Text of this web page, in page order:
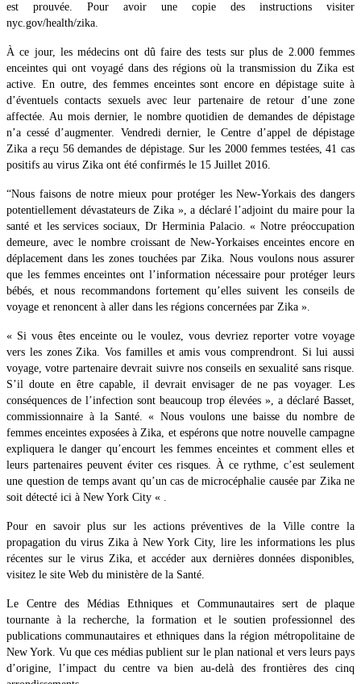
est prouvée. Pour avoir une copie des instructions visiter
nyc.gov/health/zika.
À ce jour, les médecins ont dû faire des tests sur plus de 2.000 femmes
enceintes qui ont voyagé dans des régions où la transmission du Zika est
active. En outre, des femmes enceintes sont encore en dépistage suite à
d’éventuels contacts sexuels avec leur partenaire de retour d’une zone
affectée. Au mois dernier, le nombre quotidien de demandes de dépistage
n’a cessé d’augmenter. Vendredi dernier, le Centre d’appel de dépistage
Zika a reçu 56 demandes de dépistage. Sur les 2000 femmes testées, 41 cas
positifs au virus Zika ont été confirmés le 15 Juillet 2016.
“Nous faisons de notre mieux pour protéger les New-Yorkais des dangers
potentiellement dévastateurs de Zika », a déclaré l’adjoint du maire pour la
santé et les services sociaux, Dr Herminia Palacio. « Notre préoccupation
demeure, avec le nombre croissant de New-Yorkaises enceintes encore en
déplacement dans les zones touchées par Zika. Nous voulons nous assurer
que les femmes enceintes ont l’information nécessaire pour protéger leurs
bébés, et nous recommandons fortement qu’elles suivent les conseils de
voyage et renoncent à aller dans les régions concernées par Zika ».
« Si vous êtes enceinte ou le voulez, vous devriez reporter votre voyage
vers les zones Zika. Vos familles et amis vous comprendront. Si lui aussi
voyage, votre partenaire devrait suivre nos conseils en sexualité sans risque.
S’il doute en être capable, il devrait envisager de ne pas voyager. Les
conséquences de l’infection sont beaucoup trop élevées », a déclaré Basset,
commissionnaire à la Santé. « Nous voulons une baisse du nombre de
femmes enceintes exposées à Zika, et espérons que notre nouvelle campagne
expliquera le danger qu’encourt les femmes enceintes et comment elles et
leurs partenaires peuvent éviter ces risques. À ce rythme, c’est seulement
une question de temps avant qu’un cas de microcéphalie causée par Zika ne
soit détecté ici à New York City « .
Pour en savoir plus sur les actions préventives de la Ville contre la
propagation du virus Zika à New York City, lire les informations les plus
récentes sur le virus Zika, et accéder aux dernières données disponibles,
visitez le site Web du ministère de la Santé.
Le Centre des Médias Ethniques et Communautaires sert de plaque
tournante à la recherche, la formation et le soutien professionnel des
publications communautaires et ethniques dans la région métropolitaine de
New York. Vu que ces médias publient sur le plan national et vers leurs pays
d’origine, l’impact du centre va bien au-delà des frontières des cinq